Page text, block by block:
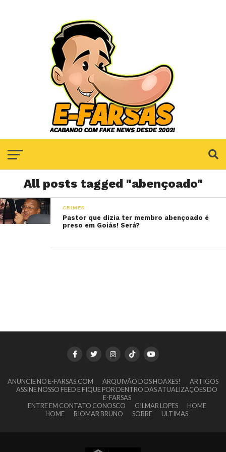
All posts tagged "abençoado"
CRIMES
Pastor que dizia ter membro abençoado é
preso em Goiás! Será?
ANUNCIE NO E-FARSAS.COM ARQUIVÃO DOS HOAXES!
ARTIGOS
ASSINE NOSSO FEED E FIQUE POR DENTRO DAS ATUALIZAÇÕES DO
E-FARSAS
ENTRE EM CONTATO CONOSCO
GILMAR LOPES
HOME
HOME
RIOMAR BRUNO SOBRE ULTIMAS